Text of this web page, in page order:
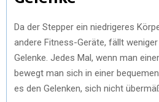
Da der Stepper ein niedrigeres
andere Fitness-Geräte, fällt
Gelenke. Jedes Mal, wenn man
bewegt man sich in einer
es den Gelenken, sich nicht